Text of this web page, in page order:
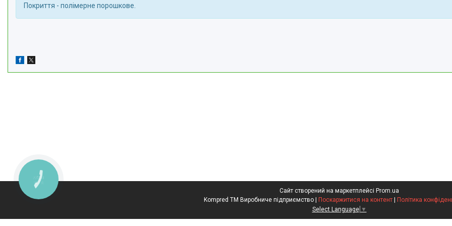
Покриття - полімерне порошкове.
Сайт створений на маркетплейсі Prom.ua
Kompred TM Виробниче підприємство | Поскаржитися на контент | Політика
Select Language ▼
КНОПКА
ЗВ'ЯЗКУ